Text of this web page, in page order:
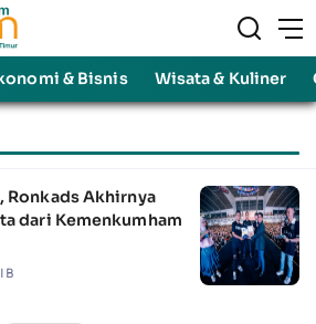
& Bisnis Wisata & Kuliner
Ronkads Akhirnya
dari Kemenkumham